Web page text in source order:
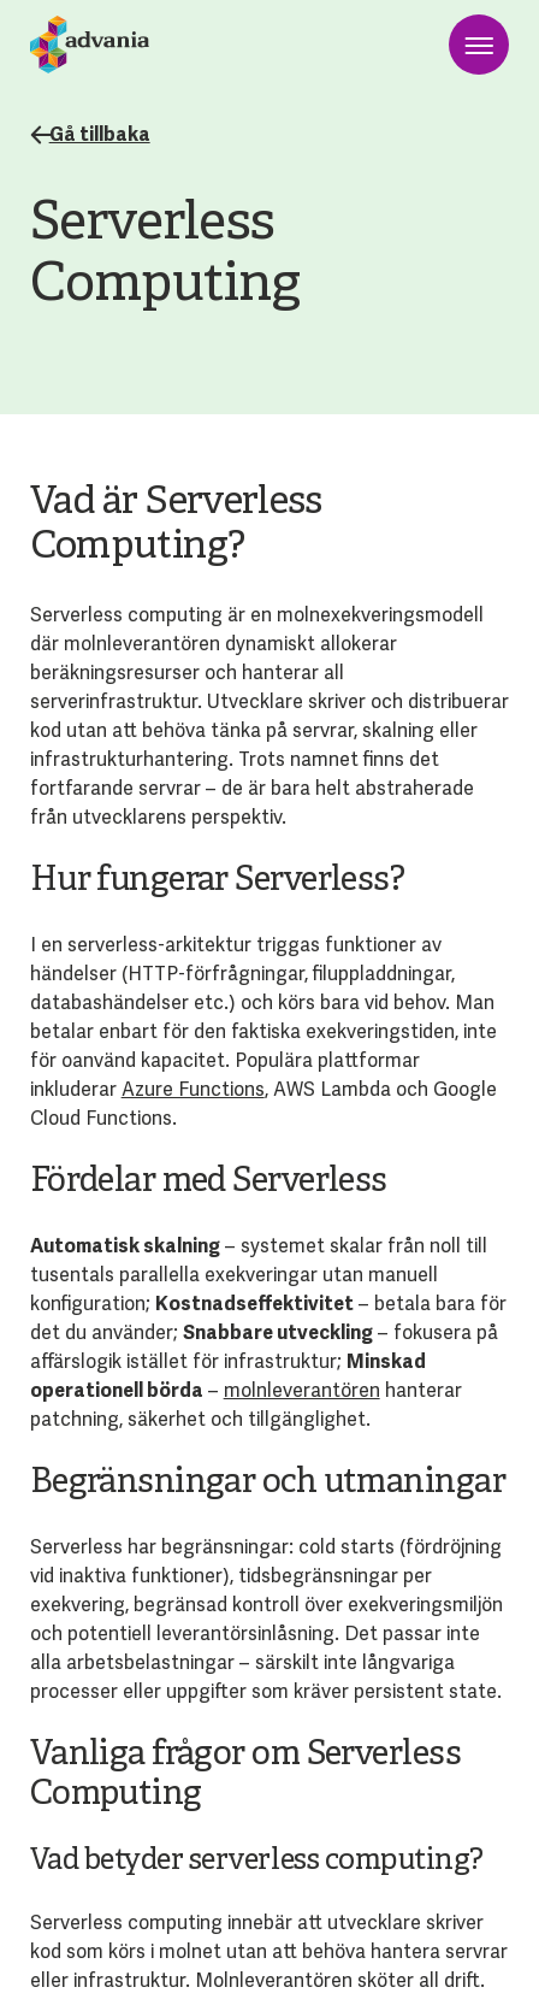
Gå tillbaka
Serverless
Computing
Vad är Serverless
Computing?
Serverless computing är en molnexekveringsmodell
där molnleverantören dynamiskt allokerar
beräkningsresurser och hanterar all
serverinfrastruktur. Utvecklare skriver och distribuerar
kod utan att behöva tänka på servrar, skalning eller
infrastrukturhantering. Trots namnet finns det
fortfarande servrar – de är bara helt abstraherade
från utvecklarens perspektiv.
Hur fungerar Serverless?
I en serverless-arkitektur triggas funktioner av
händelser (HTTP-förfrågningar, filuppladdningar,
databashändelser etc.) och körs bara vid behov. Man
betalar enbart för den faktiska exekveringstiden, inte
för oanvänd kapacitet. Populära plattformar
inkluderarAzure Functions, AWS Lambda och Google
Cloud Functions.
Fördelar med Serverless
Automatisk skalning– systemet skalar från noll till
tusentals parallella exekveringar utan manuell
konfiguration; Kostnadseffektivitet– betala bara för
det du använder; Snabbare utveckling– fokusera på
affärslogik istället för infrastruktur; Minskad
operationell börda – molnleverantören hanterar
patchning, säkerhet och tillgänglighet.
Begränsningar och utmaningar
Serverless har begränsningar: cold starts (fördröjning
vid inaktiva funktioner), tidsbegränsningar per
exekvering, begränsad kontroll över exekveringsmiljön
och potentiell leverantörsinlåsning. Det passar inte
alla arbetsbelastningar – särskilt inte långvariga
processer eller uppgifter som kräver persistent state.
Vanliga frågor om Serverless
Computing
Vad betyder serverless computing?
Serverless computing innebär att utvecklare skriver
kod som körs i molnet utan att behöva hantera servrar
eller infrastruktur. Molnleverantören sköter all drift.